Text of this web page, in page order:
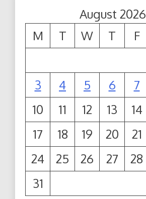
August 2026
M
T W T F
3
4 5 6 7
10
11 12 13 14
17
18 19 20 21
24
25 26 27 28
31